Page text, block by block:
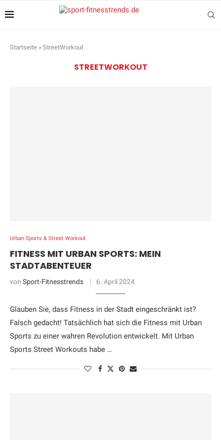
Startseite » StreetWorkout
STREETWORKOUT
Urban Sports & Street Workout
FITNESS MIT URBAN SPORTS: MEIN
STADTABENTEUER
von Sport-Fitnesstrends 6. April 2024
Glauben Sie, dass Fitness in der Stadt eingeschränkt ist?
Falsch gedacht! Tatsächlich hat sich die Fitness mit Urban
Sports zu einer wahren Revolution entwickelt. Mit Urban
Sports Street Workouts habe …